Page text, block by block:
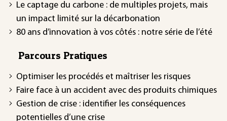
Le captage du carbone : de multiples projets, mais
un impact limité sur la décarbonation
80 ans d’innovation à vos côtés : notre série de l’été
Parcours Pratiques
Optimiser les procédés et maîtriser les risques
Faire face à un accident avec des produits chimiques
Gestion de crise : identifier les conséquences
potentielles d’une crise